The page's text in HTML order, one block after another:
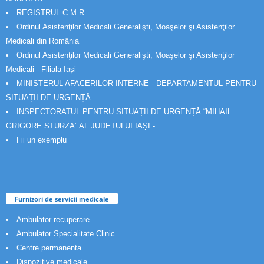
REGISTRUL C.M.R.
Ordinul Asistenţilor Medicali Generalişti, Moaşelor şi Asistenţilor
Medicali din România
Ordinul Asistenţilor Medicali Generalişti, Moaşelor şi Asistenţilor
Medicali - Filiala Iași
MINISTERUL AFACERILOR INTERNE - DEPARTAMENTUL PENTRU
SITUAȚII DE URGENȚĂ
INSPECTORATUL PENTRU SITUAȚII DE URGENȚĂ “MIHAIL
GRIGORE STURZA” AL JUDETULUI IAȘI -
Fii un exemplu
Furnizori de servicii medicale
Ambulator recuperare
Ambulator Specialitate Clinic
Centre permanenta
Dispozitive medicale